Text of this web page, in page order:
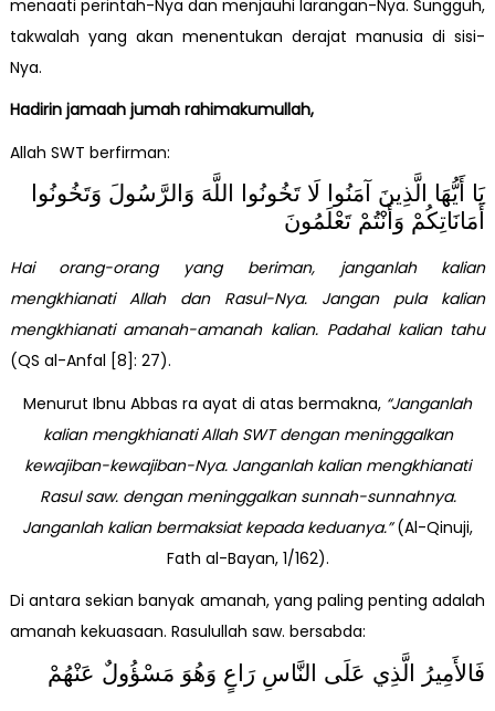
menaati perintah-Nya dan menjauhi larangan-Nya. Sungguh,
takwalah yang akan menentukan derajat manusia di sisi-
Nya.
Hadirin jamaah jumah rahimakumullah,
Allah SWT berfirman:
يَا أَيُّهَا الَّذِينَ آمَنُوا لَا تَخُونُوا اللَّهَ وَالرَّسُولَ وَتَخُونُوا
أَمَانَاتِكُمْ وَأَنْتُمْ تَعْلَمُونَ
Hai orang-orang yang beriman, janganlah kalian
mengkhianati Allah dan Rasul-Nya. Jangan pula kalian
mengkhianati amanah-amanah kalian. Padahal kalian tahu
(QS al-Anfal [8]: 27).
Menurut Ibnu Abbas ra ayat di atas bermakna, “Janganlah
kalian mengkhianati Allah SWT dengan meninggalkan
kewajiban-kewajiban-Nya. Janganlah kalian mengkhianati
Rasul saw. dengan meninggalkan sunnah-sunnahnya.
Janganlah kalian bermaksiat kepada keduanya.”(Al-Qinuji,
Fath al-Bayan, 1/162).
Di antara sekian banyak amanah, yang paling penting adalah
amanah kekuasaan. Rasulullah saw. bersabda:
فَالأَمِيرُ الَّذِي عَلَى النَّاسِ رَاعٍ وَهُوَ مَسْؤُولٌ عَنْهُمْ